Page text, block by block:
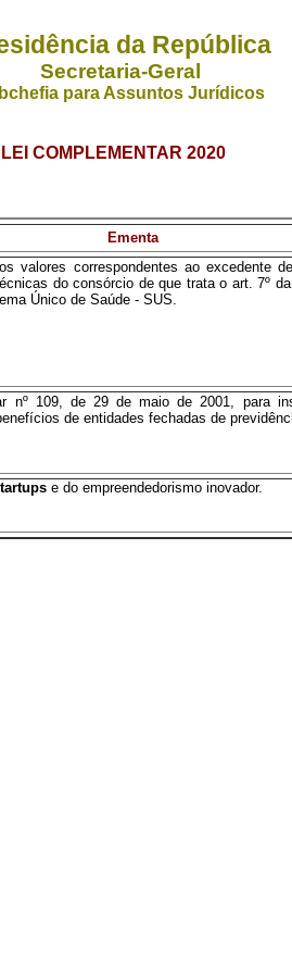
da República
Secretaria-Geral
para Assuntos Jurídicos
COMPLEMENTAR 2020
Ementa
valores correspondentes ao excedente
do consórcio de que trata o art. 7º
Único de Saúde - SUS.
nº 109, de 29 de maio de 2001, para
de entidades fechadas de
e do empreendedorismo inovador.